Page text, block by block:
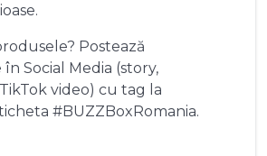
Postează
Social Media (story,
video) cu tag la
#BUZZBoxRomania.